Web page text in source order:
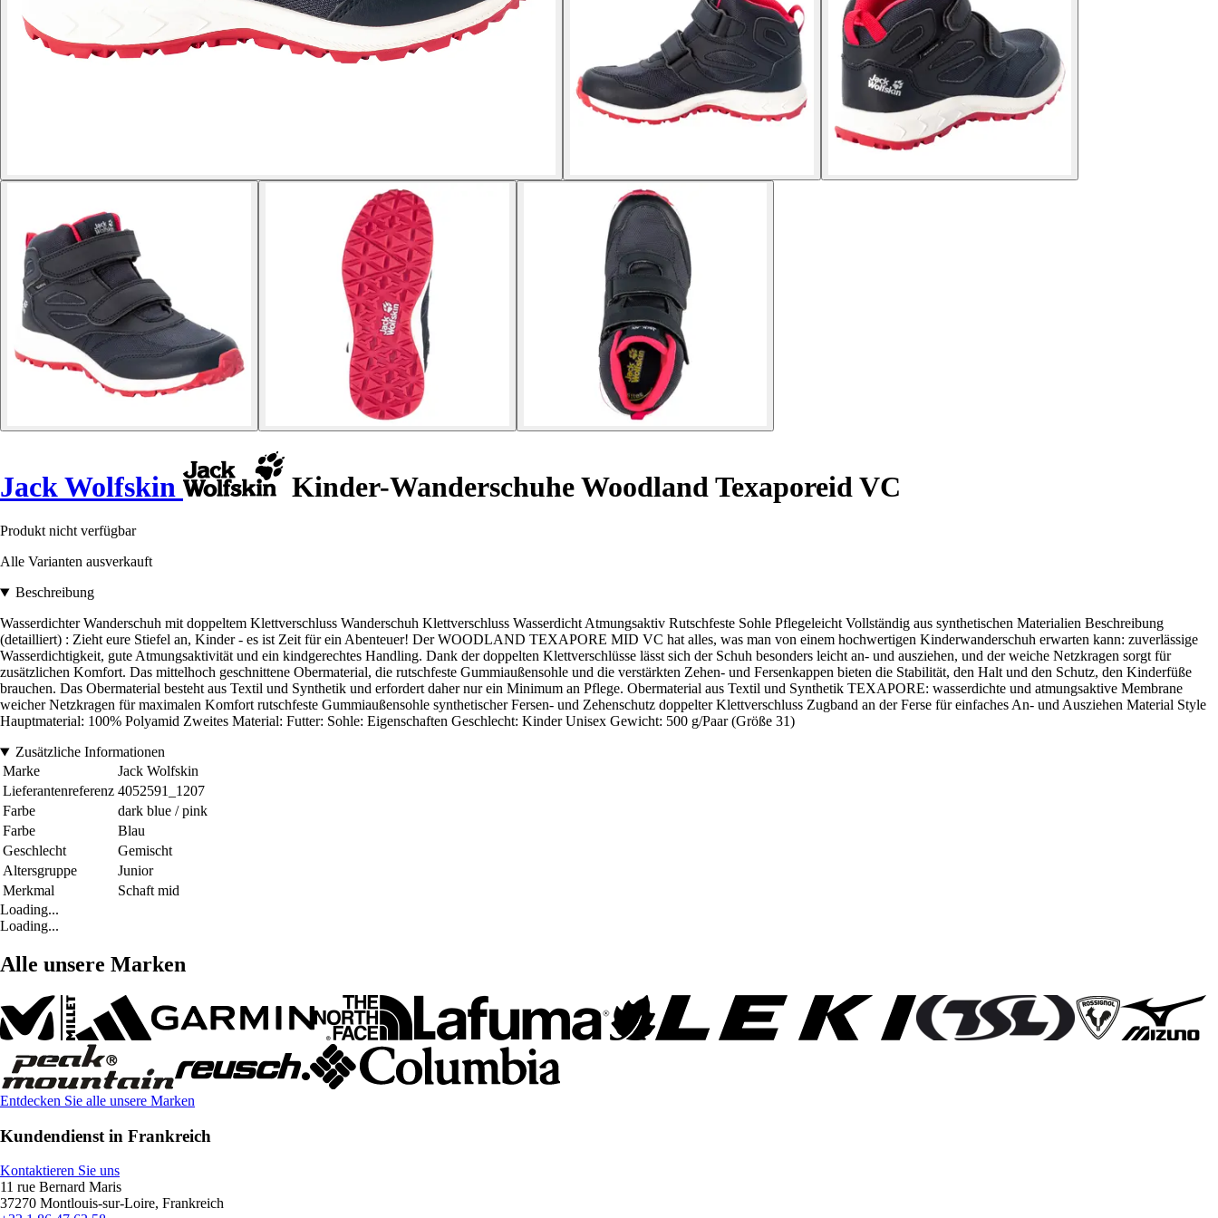
Jack Wolfskin Kinder-Wanderschuhe Woodland Texaporeid VC
Produkt nicht verfügbar
Alle Varianten ausverkauft
Beschreibung
Wasserdichter Wanderschuh mit doppeltem Klettverschluss Wanderschuh Klettverschluss Wasserdicht Atmungsaktiv Rutschfeste Sohle Pflegeleicht Vollständig aus synthetischen Materialien Beschreibung
(detailliert) : Zieht eure Stiefel an, Kinder - es ist Zeit für ein Abenteuer! Der WOODLAND TEXAPORE MID VC hat alles, was man von einem hochwertigen Kinderwanderschuh erwarten kann: zuverlässige
Wasserdichtigkeit, gute Atmungsaktivität und ein kindgerechtes Handling. Dank der doppelten Klettverschlüsse lässt sich der Schuh besonders leicht an- und ausziehen, und der weiche Netzkragen sorgt für
zusätzlichen Komfort. Das mittelhoch geschnittene Obermaterial, die rutschfeste Gummiaußensohle und die verstärkten Zehen- und Fersenkappen bieten die Stabilität, den Halt und den Schutz, den Kinderfüße
brauchen. Das Obermaterial besteht aus Textil und Synthetik und erfordert daher nur ein Minimum an Pflege. Obermaterial aus Textil und Synthetik TEXAPORE: wasserdichte und atmungsaktive Membrane
weicher Netzkragen für maximalen Komfort rutschfeste Gummiaußensohle synthetischer Fersen- und Zehenschutz doppelter Klettverschluss Zugband an der Ferse für einfaches An- und Ausziehen Material Style
Hauptmaterial: 100% Polyamid Zweites Material: Futter: Sohle: Eigenschaften Geschlecht: Kinder Unisex Gewicht: 500 g/Paar (Größe 31)
Zusätzliche Informationen
Marke
Jack Wolfskin
Lieferantenreferenz 4052591_1207
Farbe
dark blue / pink
Farbe
Blau
Geschlecht
Gemischt
Altersgruppe
Junior
Merkmal
Schaft mid
Loading...
Loading...
Alle unsere Marken
Entdecken Sie alle unsere Marken
Kundendienst in Frankreich
Kontaktieren Sie uns
11 rue Bernard Maris
37270 Montlouis-sur-Loire, Frankreich